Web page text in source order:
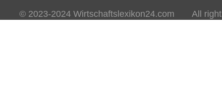
© 2023-2024 Wirtschaftslexikon24.com All